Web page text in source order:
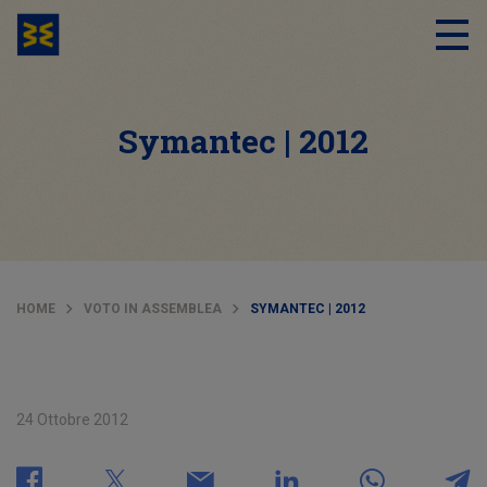
Symantec | 2012
HOME VOTO IN ASSEMBLEA SYMANTEC | 2012
24 Ottobre 2012